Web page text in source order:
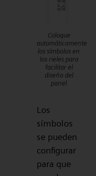
Coloque
automáticamente
los símbolos en
los rieles para
facilitar el
diseño del
panel
Los
símbolos
se pueden
configurar
para que